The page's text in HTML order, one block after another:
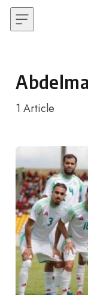
Skip to content
1 Article